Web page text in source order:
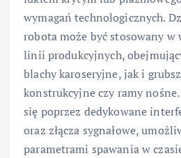
wymagań technologicznych.
robota może być stosowany
linii produkcyjnych,
blachy karoseryjne, jak i
konstrukcyjne czy ramy
się poprzez dedykowane
oraz złącza sygnałowe,
parametrami spawania w